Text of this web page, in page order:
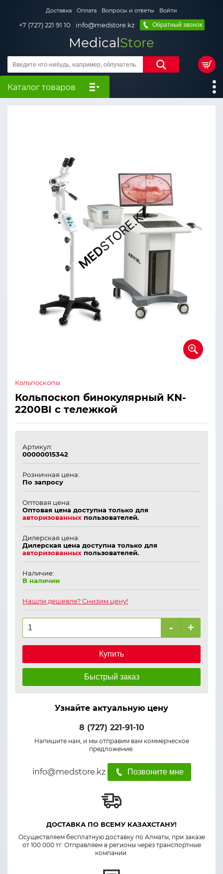
Доставка Оплата Вопросы и ответы Войти
+7 (727) 221 91 10 info@medstore.kz Обратный звонок
MedicalStore
Каталог товаров
Кольпоскопы
Кольпоскоп бинокулярный KN-
2200BI с тележкой
Артикул:
00000015342
Розничная цена:
По запросу
Оптовая цена:
Оптовая цена доступна только для
авторизованных пользователей.
Дилерская цена:
Дилерская цена доступна только для
авторизованных пользователей.
Наличие:
В наличии
Нашли дешевле? Снизим цену!
- +
Купить
Быстрый заказ
Узнайте актуальную цену
8 (727) 221-91-10
Напишите нам, и мы отправим вам коммерческое
предложение:
info@medstore.kz Позвоните мне
ДОСТАВКА ПО ВСЕМУ КАЗАХСТАНУ!
Осуществляем бесплатную доставку по Алматы, при заказе
от 100 000 тг. Отправляем в регионы через транспортные
компании.